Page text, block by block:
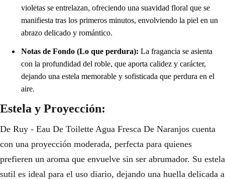
violetas se entrelazan, ofreciendo una suavidad floral que se
manifiesta tras los primeros minutos, envolviendo la piel en un
abrazo delicado y romántico.
Notas de Fondo (Lo que perdura): La fragancia se asienta
con la profundidad del roble, que aporta calidez y carácter,
dejando una estela memorable y sofisticada que perdura en el
aire.
Estela y Proyección:
De Ruy - Eau De Toilette Agua Fresca De Naranjos cuenta
con una proyección moderada, perfecta para quienes
prefieren un aroma que envuelve sin ser abrumador. Su estela
sutil es ideal para el uso diario, dejando una huella delicada a